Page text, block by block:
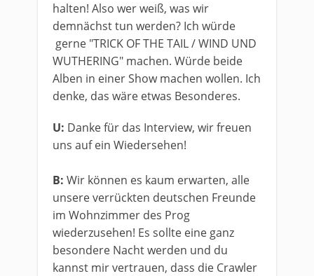
halten! Also wer weiß, was wir
demnächst tun werden? Ich würde
gerne "TRICK OF THE TAIL / WIND UND
WUTHERING" machen. Würde beide
Alben in einer Show machen wollen. Ich
denke, das wäre etwas Besonderes.
U: Danke für das Interview, wir freuen
uns auf ein Wiedersehen!
B: Wir können es kaum erwarten, alle
unsere verrückten deutschen Freunde
im Wohnzimmer des Prog
wiederzusehen! Es sollte eine ganz
besondere Nacht werden und du
kannst mir vertrauen, dass die Crawler